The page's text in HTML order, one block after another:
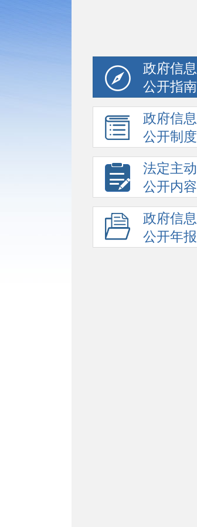
政府信息
公开指南
政府信息
公开制度
法定主动
公开内容
政府信息
公开年报